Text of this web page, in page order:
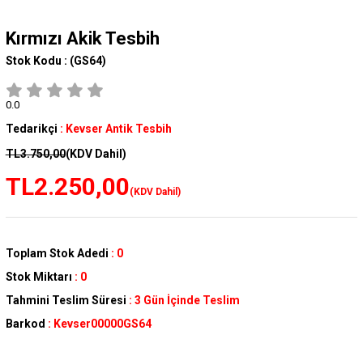
Kırmızı Akik Tesbih
Stok Kodu : (GS64)
0.0
Tedarikçi : Kevser Antik Tesbih
TL3.750,00(KDV Dahil)
TL2.250,00(KDV Dahil)
Toplam Stok Adedi : 0
Stok Miktarı : 0
Tahmini Teslim Süresi : 3 Gün İçinde Teslim
Barkod : Kevser00000GS64